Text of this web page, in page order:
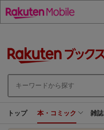
トップ 本・コミック 雑誌